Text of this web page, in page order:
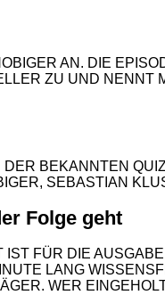
AN. DIE
ZU UND
BEKANNTEN
SEBASTIAN
Folge geht
FÜR DIE
LANG
WER